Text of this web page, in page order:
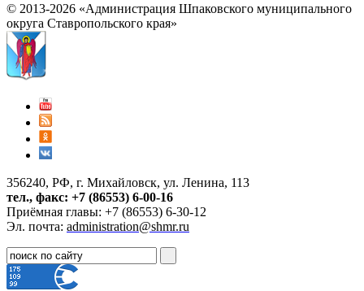
© 2013-2026 «Администрация Шпаковского муниципального
округа Ставропольского края»
356240, РФ, г. Михайловск, ул. Ленина, 113
тел., факс: +7 (86553) 6-00-16
Приёмная главы: +7 (86553) 6-30-12
Эл. почта: administration@shmr.ru